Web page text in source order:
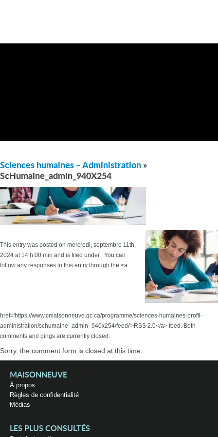
Sciences humaines – Administration »
ScHumaine_admin_940X254
This entry was posted on mercredi, septembre 11th,
2024 at 14 h 00 min and is filed under . You can
follow any responses to this entry through the <a
href='https://www.cmaisonneuve.qc.ca/programme/sciences-humaines-profil-
administration/schumaine_admin_940x254/feed/'>RSS 2.0</a> feed. Both
comments and pings are currently closed.
Sorry, the comment form is closed at this time.
MAISONNEUVE
À propos
Règles de confidentialité
Médias
LES PLUS CONSULTÉS